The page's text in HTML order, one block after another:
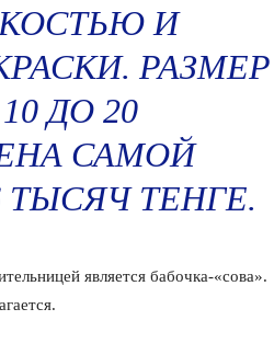
И
РАЗМЕР
ДО 20
САМОЙ
ТЕНГЕ.
является бабочка-«сова».